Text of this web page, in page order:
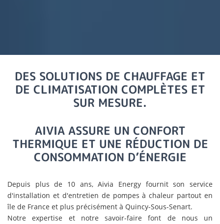
DES SOLUTIONS DE CHAUFFAGE ET
DE CLIMATISATION COMPLÈTES ET
SUR MESURE.
AIVIA ASSURE UN CONFORT
THERMIQUE ET UNE RÉDUCTION DE
CONSOMMATION D’ÉNERGIE
Depuis plus de 10 ans, Aivia Energy fournit son service
d'installation et d'entretien de pompes à chaleur partout en
île de France et plus précisément à Quincy-Sous-Senart.
Notre expertise et notre savoir-faire font de nous un